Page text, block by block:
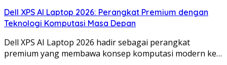
Dell XPS AI Laptop 2026: Perangkat Premium dengan
Teknologi Komputasi Masa Depan
Dell XPS AI Laptop 2026 hadir sebagai perangkat
premium yang membawa konsep komputasi modern ke…